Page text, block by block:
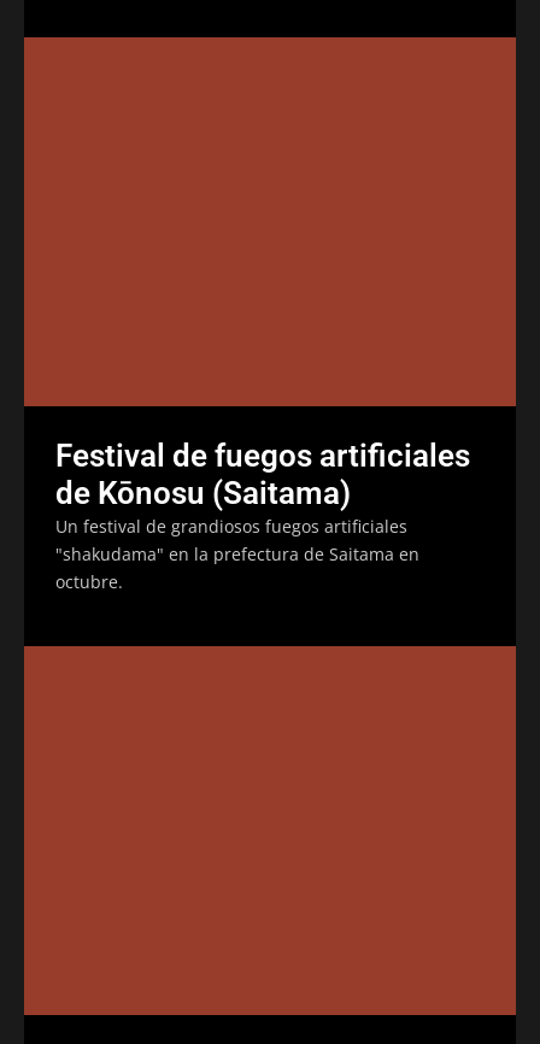
Festival de fuegos artificiales
de Kōnosu (Saitama)
Un festival de grandiosos fuegos artificiales
"shakudama" en la prefectura de Saitama en
octubre.